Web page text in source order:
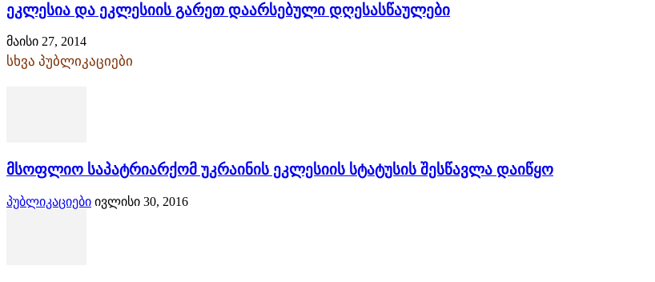
ეკლესია და ეკლესიის გარეთ დაარსებული დღესასწაულები
მაისი 27, 2014
სხვა პუბლიკაციები
მსოფლიო საპატრიარქომ უკრაინის ეკლესიის სტატუსის შესწავლა დაიწყო
პუბლიკაციები ივლისი 30, 2016